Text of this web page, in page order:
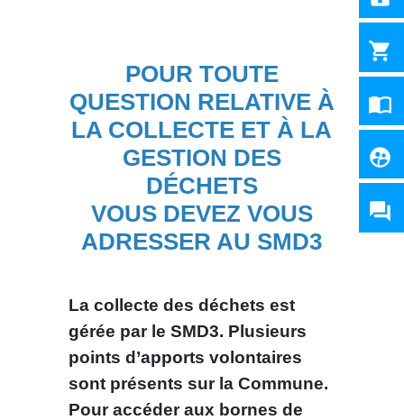
POUR TOUTE
QUESTION RELATIVE À
LA COLLECTE ET À LA
GESTION DES
DÉCHETS
VOUS DEVEZ VOUS
ADRESSER AU SMD3
La collecte des déchets est
gérée par le SMD3. Plusieurs
points d’apports volontaires
sont présents sur la Commune.
Pour accéder aux bornes de
shopping_cart
import_contacts
supervised_user_circle
question_answer